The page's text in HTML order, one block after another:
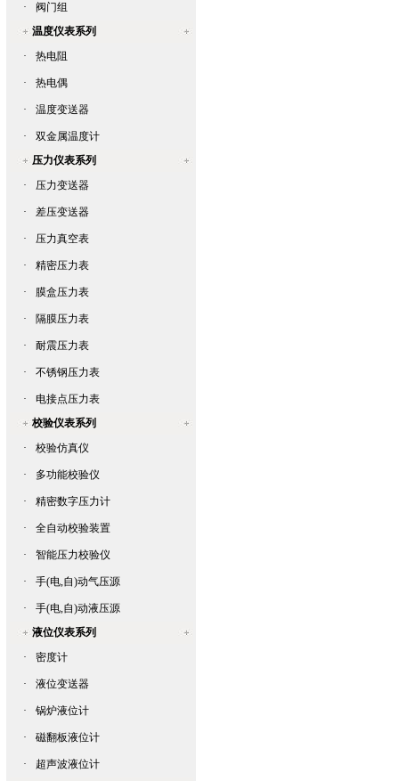
·
阀门组
温度仪表系列
·
热电阻
· 热电偶
· 温度变送器
·
双金属温度计
压力仪表系列
·
压力变送器
· 差压变送器
· 压力真空表
· 精密压力表
· 膜盒压力表
· 隔膜压力表
· 耐震压力表
· 不锈钢压力表
·
电接点压力表
校验仪表系列
·
校验仿真仪
· 多功能校验仪
· 精密数字压力计
· 全自动校验装置
· 智能压力校验仪
· 手(电,自)动气压源
·
手(电,自)动液压源
液位仪表系列
·
密度计
· 液位变送器
· 锅炉液位计
· 磁翻板液位计
·
超声波液位计